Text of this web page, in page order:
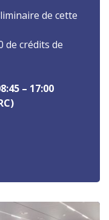
de cette
de crédits de
– 17:00